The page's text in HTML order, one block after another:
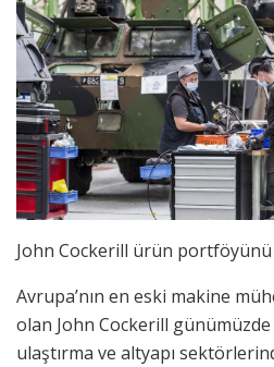
John Cockerill ürün
Avrupa’nın en eski makine
olan John Cockerill
ulaştırma ve altyapı